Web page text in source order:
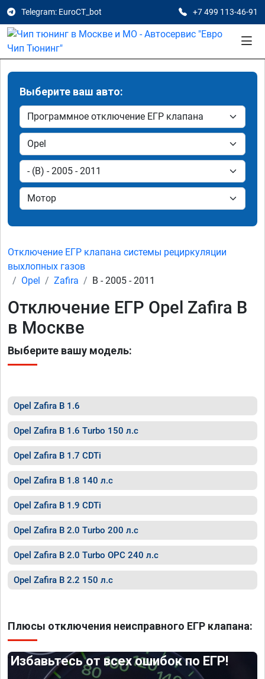
Telegram: EuroCT_bot +7 499 113-46-91
Выберите ваш авто:
Отключение ЕГР клапана системы рециркуляции
выхлопных газов
Opel
Zafira B - 2005 - 2011
Отключение ЕГР Opel Zafira B
в Москве
Выберите вашу модель:
Opel Zafira B 1.6
Opel Zafira B 1.6 Turbo 150 л.с
Opel Zafira B 1.7 CDTi
Opel Zafira B 1.8 140 л.с
Opel Zafira B 1.9 CDTi
Opel Zafira B 2.0 Turbo 200 л.с
Opel Zafira B 2.0 Turbo OPC 240 л.с
Opel Zafira B 2.2 150 л.с
Плюсы отключения неисправного ЕГР клапана:
Избавьтесь от всех ошибок по ЕГР!